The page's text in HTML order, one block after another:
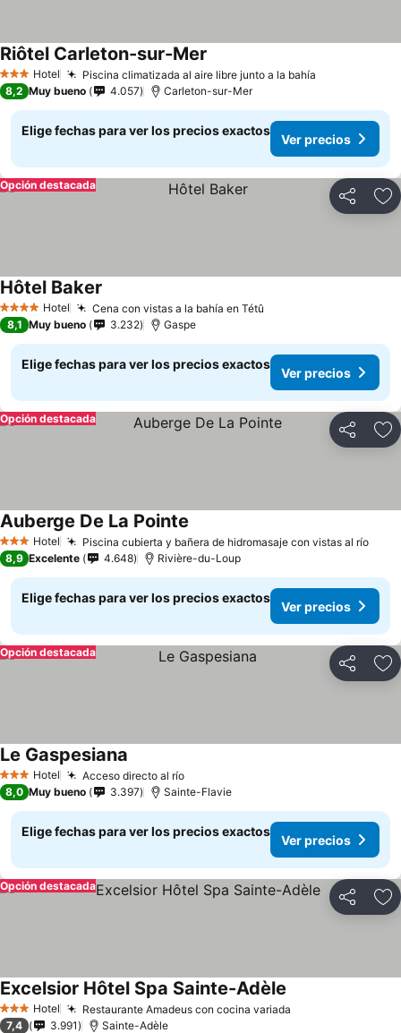
3 Estrellas
Hotel Piscina climatizada al aire libre junto a la bahía
Riôtel Carleton-sur-Mer
8,2 Muy bueno 4.057 Carleton-sur-Mer
Elige fechas para ver los precios exactos
Ver precios
Compartir
Opción destacada
4 EstrellasHotel Cena con vistas a la bahía en Tétû
Hôtel Baker
8,1 Muy bueno 3.232 Gaspe
Elige fechas para ver los precios exactos
Ver precios
Compartir
Opción destacada
3 Estrellas
Hotel Piscina cubierta y bañera de hidromasaje con vistas al río
Auberge De La Pointe
8,9 Excelente 4.648 Rivière-du-Loup
Elige fechas para ver los precios exactos
Ver precios
Compartir
Opción destacada
3 Estrellas
Hotel Acceso directo al río
Le Gaspesiana
8,0 Muy bueno 3.397 Sainte-Flavie
Elige fechas para ver los precios exactos
Ver precios
Compartir
Opción destacada
3 Estrellas
Hotel Restaurante Amadeus con cocina variada
Excelsior Hôtel Spa Sainte-Adèle
7,4 3.991 Sainte-Adèle